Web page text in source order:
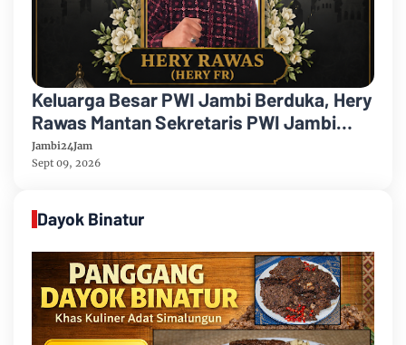
Keluarga Besar PWI Jambi Berduka, Hery
Rawas Mantan Sekretaris PWI Jambi
Tutup Usia
Jambi24Jam
Sept 09, 2026
Dayok Binatur